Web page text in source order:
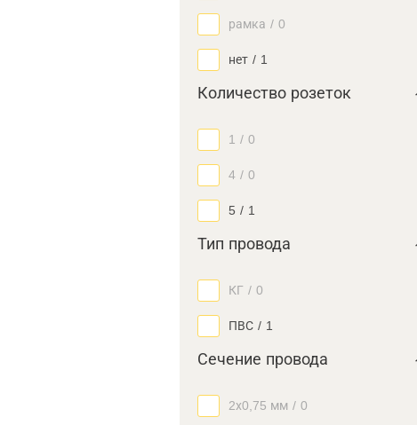
рамка / 0
нет / 1
Количество розеток
1 / 0
4 / 0
5 / 1
Тип провода
КГ / 0
ПВС / 1
Сечение провода
2х0,75 мм / 0